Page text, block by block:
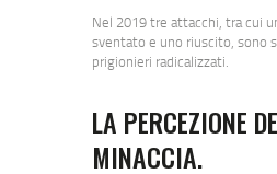
Nel 2019 tre attacchi, tra cui
sventato e uno riuscito, sono
prigionieri radicalizzati.
LA PERCEZIONE
MINACCIA.